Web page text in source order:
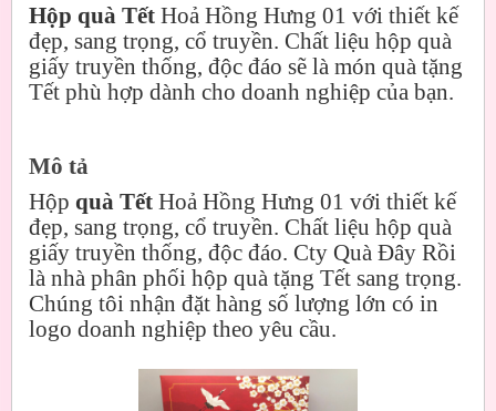
Hộp quà Tết Hoả Hồng Hưng 01 với thiết kế
đẹp, sang trọng, cổ truyền. Chất liệu hộp quà
giấy truyền thống, độc đáo sẽ là món quà tặng
Tết phù hợp dành cho doanh nghiệp của bạn.
Mô tả
Hộp quà Tết Hoả Hồng Hưng 01 với thiết kế
đẹp, sang trọng, cổ truyền. Chất liệu hộp quà
giấy truyền thống, độc đáo. Cty Quà Đây Rồi
là nhà phân phối hộp quà tặng Tết sang trọng.
Chúng tôi nhận đặt hàng số lượng lớn có in
logo doanh nghiệp theo yêu cầu.